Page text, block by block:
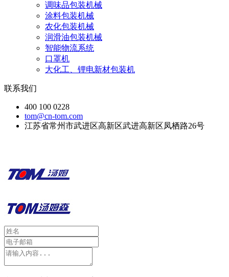
调味品包装机械
涂料包装机械
农化包装机械
润滑油包装机械
智能物流系统
口罩机
大化工、锂电新材包装机
联系我们
400 100 0228
tom@cn-tom.com
江苏省常州市武进区高新区武进高新区凤栖路26号